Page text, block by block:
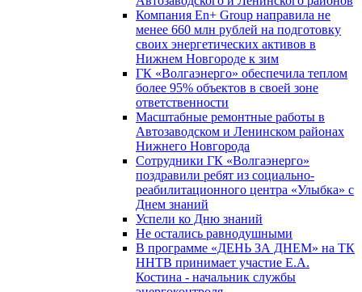
Компания En+ Group направила не
менее 660 млн рублей на подготовку
своих энергетических активов в
Нижнем Новгороде к зим
ГК «Волгаэнерго» обеспечила теплом
более 95% объектов в своей зоне
ответственности
Масштабные ремонтные работы в
Автозаводском и Ленинском районах
Нижнего Новгорода
Сотрудники ГК «Волгаэнерго»
поздравили ребят из социально-
реабилитационного центра «Улыбка» с
Днем знаний
Успели ко Дню знаний
Не остались равнодушными
В программе «ДЕНЬ ЗА ДНЕМ» на ТК
ННТВ принимает участие Е.А.
Костина - начальник службы